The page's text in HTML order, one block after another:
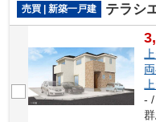
売買 | 新築一戸建
テラシ
-